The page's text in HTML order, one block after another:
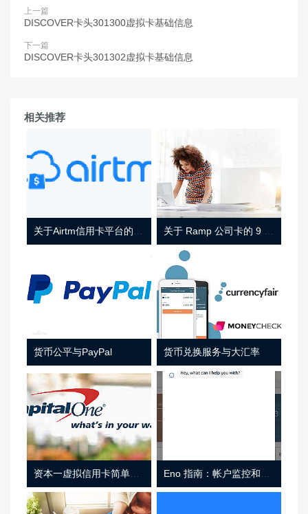
上一篇
DISCOVER卡头301300虚拟卡基础信息
下一篇
DISCOVER卡头301302虚拟卡基础信息
相关推荐
货币公平与PayPal 货币兑换服务与大汇率
资本一虚拟信用卡简单介绍